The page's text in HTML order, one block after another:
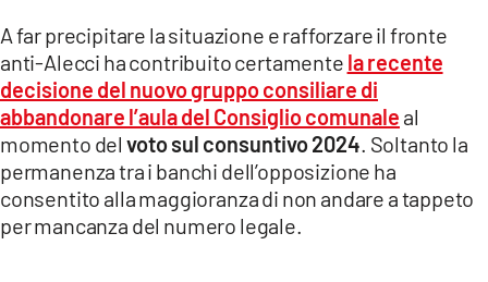
APPLE
A far precipitare la situazione e rafforzare il fronte
anti-Alecci ha contribuito certamente la recente
decisione del nuovo gruppo consiliare di
abbandonare l’aula del Consiglio comunale al
momento del voto sul consuntivo 2024 . Soltanto la
permanenza tra i banchi dell’opposizione ha
consentito alla maggioranza di non andare a tappeto
per mancanza del numero legale.